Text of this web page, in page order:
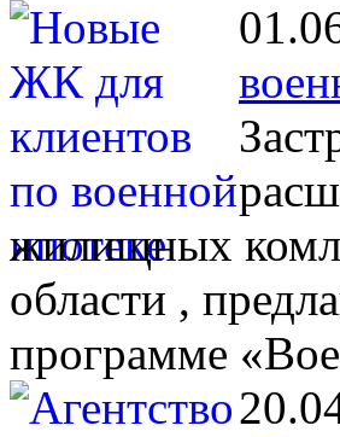
жилищных
области ,
программе